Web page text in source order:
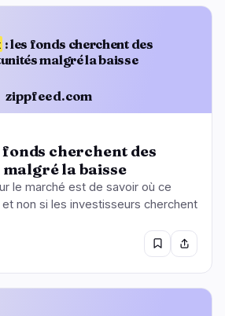
: les fonds cherchent des
malgré la baisse
zippfeed.com
fonds cherchent des
la baisse
le marché est de savoir où ce
non si les investisseurs cherchent